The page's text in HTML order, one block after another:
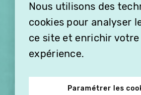
Nous utilisons des
cookies pour analyser
ce site et enrichir votre
expérience.
Paramétrer les
OFFREZ LA
CADEAU,
PROCHES À